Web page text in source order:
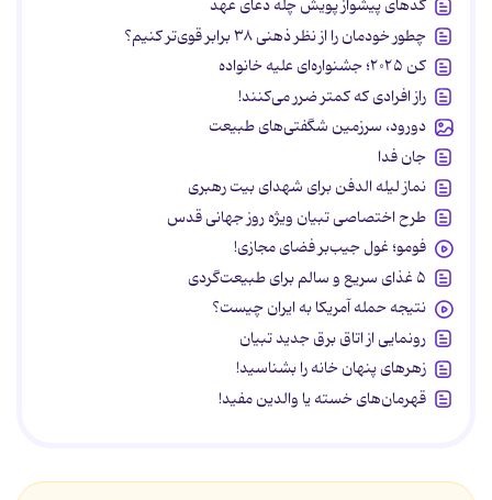
کدهای پیشواز پویش چله دعای عهد
چطور خودمان را از نظر ذهنی ۳۸ برابر قوی‌تر کنیم؟
کن ۲۰۲۵؛ جشنواره‌ای علیه خانواده
راز افرادی که کمتر ضرر می‌کنند!
دورود، سرزمین شگفتی‌های طبیعت
جان فدا
نماز لیله الدفن برای شهدای بیت رهبری
طرح اختصاصی تبیان ویژه روز جهانی قدس
فومو؛ غول جیب‌بر فضای مجازی!
۵ غذای سریع و سالم برای طبیعت‌گردی
نتیجه حمله آمریکا به ایران چیست؟
رونمایی از اتاق برق جدید تبیان
زهرهای پنهان خانه را بشناسید!
قهرمان‌های خسته یا والدین مفید!